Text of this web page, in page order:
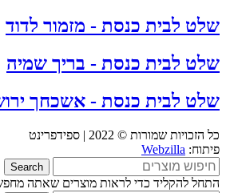
שלט לבית כנסת - מזמור לדוד
שלט לבית כנסת - בריך שמיה
שלט לבית כנסת - אשכחך
כל הזכויות שמורות © 2022 | ספידפרינט
פיתוח: Webzilla
Search
התחל להקליד כדי לראות מוצרים שאתה